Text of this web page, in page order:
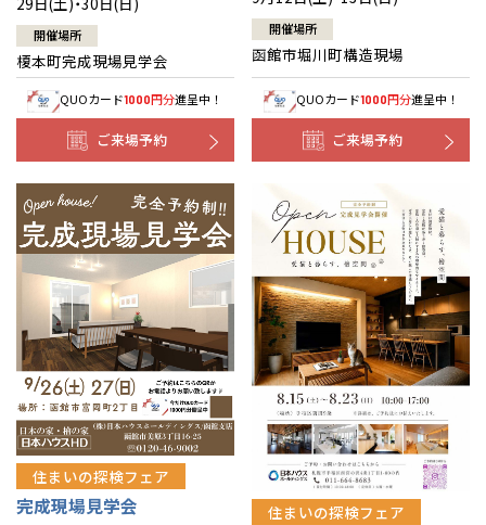
開催場所
榎本町完成現場見学会
QUOカード1000円分進呈中！
ご来場予約
開催場所
函館市堀川町構造現場
QUOカード1000円分進呈中！
ご来場予約
住まいの探検フェア
完成現場見学会 住まいの探検フェア